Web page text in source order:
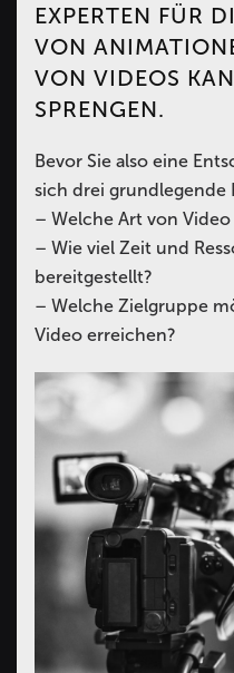
EXPERTEN FÜR
VON
VON VIDEOS
SPRENGEN.
Bevor Sie also eine
sich drei grundlegende
– Welche Art von
– Wie viel Zeit und
bereitgestellt?
– Welche Zielgruppe
Video erreichen?